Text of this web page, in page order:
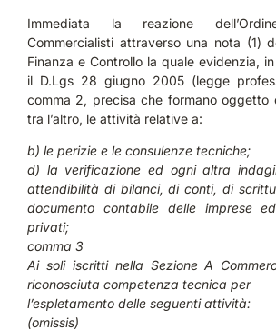
Immediata la reazione
Commercialisti attraverso una nota (1)
Finanza e Controllo la quale evidenzia,
il D.Lgs 28 giugno 2005 (legge
comma 2, precisa che formano oggetto
tra l’altro, le attività relative a:
b) le perizie e le consulenze tecniche;
d) la verificazione ed ogni altra
attendibilità di bilanci, di conti, di
documento contabile delle imprese
privati;
comma 3
Ai soli iscritti nella Sezione A
riconosciuta competenza tecnica per
l’espletamento delle seguenti attività:
(omissis)